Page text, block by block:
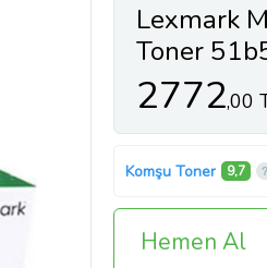
Lexmark
Toner
2772,00
Komşu Toner 9,7
Hemen Al